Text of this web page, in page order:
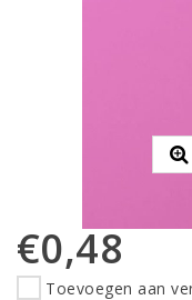
€0,48
Toevoegen aan